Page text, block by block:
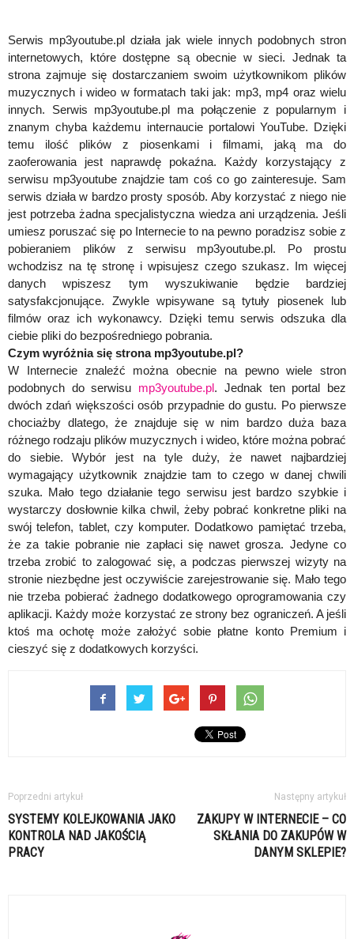
Serwis mp3youtube.pl działa jak wiele innych podobnych stron
internetowych, które dostępne są obecnie w sieci. Jednak ta
strona zajmuje się dostarczaniem swoim użytkownikom plików
muzycznych i wideo w formatach taki jak: mp3, mp4 oraz wielu
innych. Serwis mp3youtube.pl ma połączenie z popularnym i
znanym chyba każdemu internaucie portalowi YouTube. Dzięki
temu ilość plików z piosenkami i filmami, jaką ma do
zaoferowania jest naprawdę pokaźna. Każdy korzystający z
serwisu mp3youtube znajdzie tam coś co go zainteresuje. Sam
serwis działa w bardzo prosty sposób. Aby korzystać z niego nie
jest potrzeba żadna specjalistyczna wiedza ani urządzenia. Jeśli
umiesz poruszać się po Internecie to na pewno poradzisz sobie z
pobieraniem plików z serwisu mp3youtube.pl. Po prostu
wchodzisz na tę stronę i wpisujesz czego szukasz. Im więcej
danych wpiszesz tym wyszukiwanie będzie bardziej
satysfakcjonujące. Zwykle wpisywane są tytuły piosenek lub
filmów oraz ich wykonawcy. Dzięki temu serwis odszuka dla
ciebie pliki do bezpośredniego pobrania.
Czym wyróżnia się strona mp3youtube.pl?
W Internecie znaleźć można obecnie na pewno wiele stron
podobnych do serwisu mp3youtube.pl. Jednak ten portal bez
dwóch zdań większości osób przypadnie do gustu. Po pierwsze
chociażby dlatego, że znajduje się w nim bardzo duża baza
różnego rodzaju plików muzycznych i wideo, które można pobrać
do siebie. Wybór jest na tyle duży, że nawet najbardziej
wymagający użytkownik znajdzie tam to czego w danej chwili
szuka. Mało tego działanie tego serwisu jest bardzo szybkie i
wystarczy dosłownie kilka chwil, żeby pobrać konkretne pliki na
swój telefon, tablet, czy komputer. Dodatkowo pamiętać trzeba,
że za takie pobranie nie zapłaci się nawet grosza. Jedyne co
trzeba zrobić to zalogować się, a podczas pierwszej wizyty na
stronie niezbędne jest oczywiście zarejestrowanie się. Mało tego
nie trzeba pobierać żadnego dodatkowego oprogramowania czy
aplikacji. Każdy może korzystać ze strony bez ograniczeń. A jeśli
ktoś ma ochotę może założyć sobie płatne konto Premium i
cieszyć się z dodatkowych korzyści.
Poprzedni artykuł
SYSTEMY KOLEJKOWANIA JAKO
KONTROLA NAD JAKOŚCIĄ
PRACY
Następny artykuł
ZAKUPY W INTERNECIE – CO
SKŁANIA DO ZAKUPÓW W
DANYM SKLEPIE?